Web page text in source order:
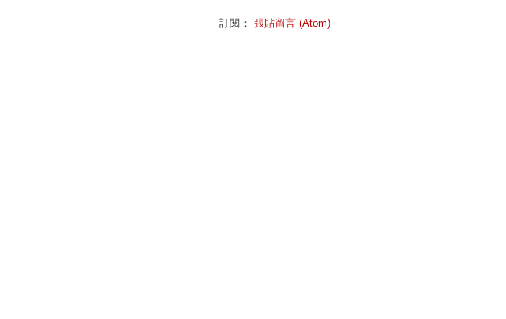
訂閱： 張貼留言 (Atom)